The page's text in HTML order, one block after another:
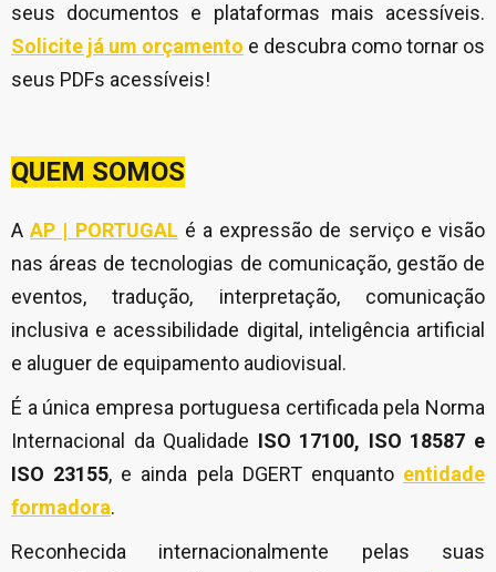
seus documentos e plataformas mais acessíveis.
Solicite já um orçamento e descubra como tornar os
seus PDFs acessíveis!
QUEM SOMOS
AAP | PORTUGAL é a expressão de serviço e visão
nas áreas de tecnologias de comunicação, gestão de
eventos, tradução, interpretação, comunicação
inclusiva e acessibilidade digital, inteligência artificial
e aluguer de equipamento audiovisual.
É a única empresa portuguesa certificada pela Norma
Internacional da Qualidade ISO 17100, ISO 18587 e
ISO 23155, e ainda pela DGERT enquanto entidade
formadora.
Reconhecida internacionalmente pelas suas